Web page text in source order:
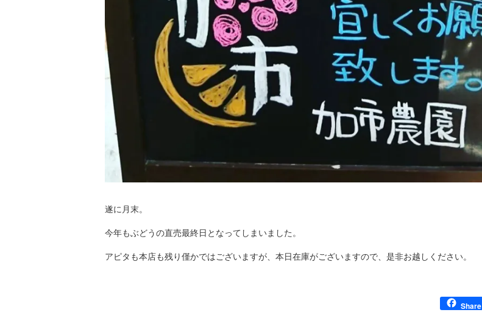
遂に月末。
今年もぶどうの直売最終日となってしまいました。
アピタも本店も残り僅かではございますが、本日在庫がございますので、是非お越しください。
Share